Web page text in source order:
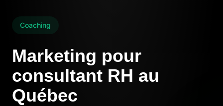
Coaching
Marketing pour
consultant RH au
Québec